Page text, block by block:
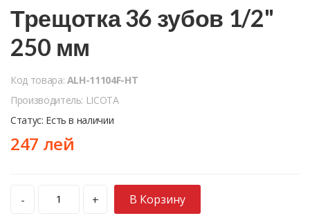
Трещотка 36 зубов 1/2"
250 мм
Код товара: ALH-11104F-HT
Производитель: LICOTA
Статус: Есть в наличии
247 лей
- + В Корзину